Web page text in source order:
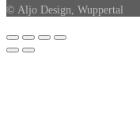
© Aljo Design, Wuppertal